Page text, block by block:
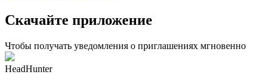
Скачайте приложение
Чтобы получать уведомления о приглашениях мгновенно
HeadHunter